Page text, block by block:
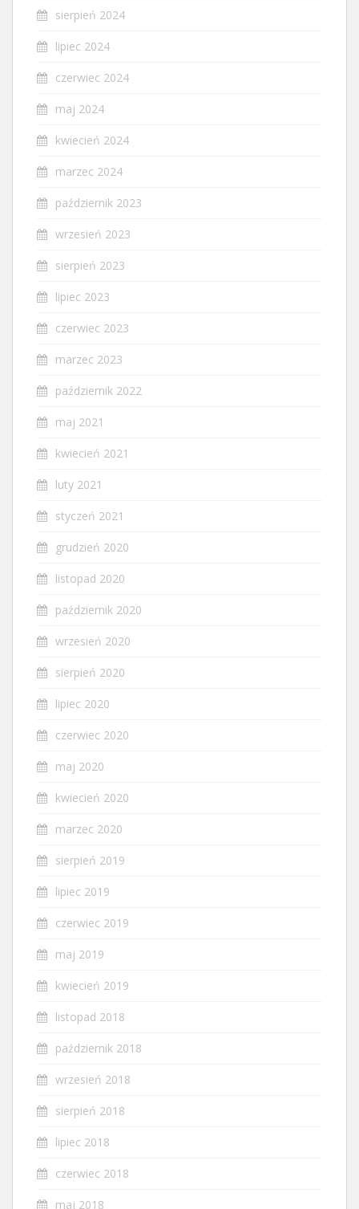
sierpień 2024
lipiec 2024
czerwiec 2024
maj 2024
kwiecień 2024
marzec 2024
październik 2023
wrzesień 2023
sierpień 2023
lipiec 2023
czerwiec 2023
marzec 2023
październik 2022
maj 2021
kwiecień 2021
luty 2021
styczeń 2021
grudzień 2020
listopad 2020
październik 2020
wrzesień 2020
sierpień 2020
lipiec 2020
czerwiec 2020
maj 2020
kwiecień 2020
marzec 2020
sierpień 2019
lipiec 2019
czerwiec 2019
maj 2019
kwiecień 2019
listopad 2018
październik 2018
wrzesień 2018
sierpień 2018
lipiec 2018
czerwiec 2018
maj 2018